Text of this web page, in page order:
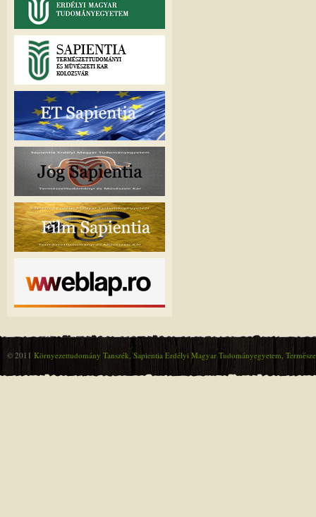
© 2011 Környezettudomány Tanszék, Sapientia Erdélyi Magyar Tudományegyetem,